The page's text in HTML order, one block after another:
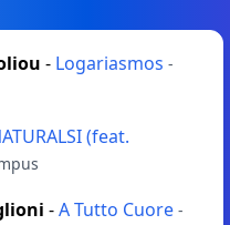
- Logariasmos -
(feat.
-A Tutto Cuore -